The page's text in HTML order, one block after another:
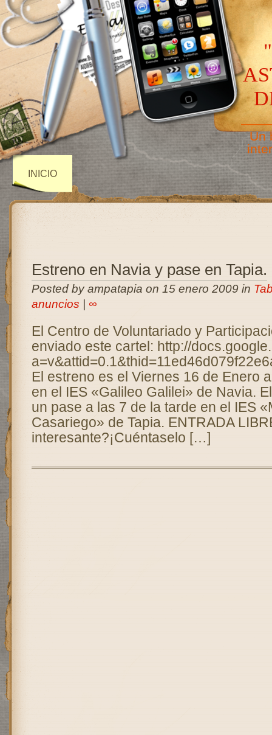
Un
INICIO
Estreno en Navia y pase en Tapia.
Posted by ampatapia on 15 enero 2009 in
anuncios
∞
El Centro de Voluntariado y
enviado este cartel: http://
El estreno es el Viernes 16 de Enero
en el IES «Galileo Galilei» de Navia.
un pase a las 7 de la tarde en el IES
Casariego» de Tapia. ENTRADA
interesante?¡Cuéntaselo […]